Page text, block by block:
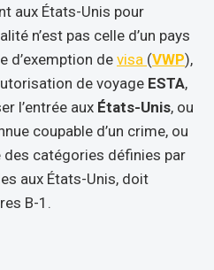
aux États-Unis pour
n’est pas celle d’un pays
d’exemption de visa (VWP),
de voyage ESTA,
l’entrée aux États-Unis, ou
coupable d’un crime, ou
des catégories définies par
aux États-Unis, doit
B-1.